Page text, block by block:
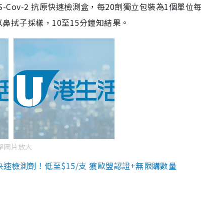
2 抗原快速檢測盒，每20劑獨立包裝為1個單位
拭子採樣，10至15分鐘知結果。
圖片放大
檢測劑！低至$15/支 獲歐盟認證+無限購數量